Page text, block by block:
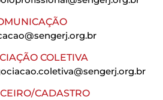
COLETIVA
CADASTRO